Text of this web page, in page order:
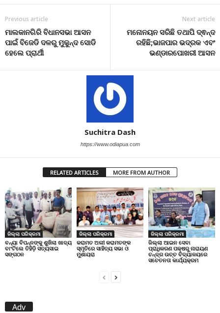
Previous article
ମାଲକାନଗିରି ବିଧାନସଭା ଆସନ
ପାଇଁ ବିଜେଡି ଦଳରୁ ମୁକୁନ୍ଦ ସୋଡି
ହେଲେ ପ୍ରାର୍ଥୀ
Next article
ମନୋନୟନ ସରିଛି ତଥାପି ଦ୍ଵନ୍ଦ
ରହିଛି;ଭାଜପାର ଭଦ୍ରକ ଏବଂ
ଭଣ୍ଡାରପୋଖରୀ ଆସନ
Suchitra Dash
https://www.odiapua.com
RELATED ARTICLES MORE FROM AUTHOR
ଜିଲ୍ଲା ପରିକ୍ରମା
ବନ୍ୟା ବିପନ୍ନଙ୍କୁ ଶୁଖିଲା ଖାଦ୍ୟ
ବାଂଟିଲେ ତିହିଡି଼ ସତ୍ୟସାଇ
ସଙ୍ଗଠନ
ଜିଲ୍ଲା ପରିକ୍ରମା
କରାମତ ଅଲୀ କରାମତଙ୍କ
ସ୍ମୃତିରେ ସାହିତ୍ୟ ସଭା ଓ
ମୁଶାୟରା
ଜିଲ୍ଲା ପରିକ୍ରମା
ଜିଲ୍ଲା ଆଇନ ସେବା
ପ୍ରାଧିକରଣ ପକ୍ଷରୁ ନାରାୟଣ
ଚନ୍ଦ୍ର ଉଚ୍ଚ ବିଦ୍ୟାଳୟରେ
ସଚେତନତା କାର୍ଯ୍ୟକ୍ରମ
Adv